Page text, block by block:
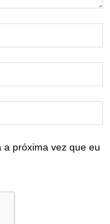
próxima vez que eu